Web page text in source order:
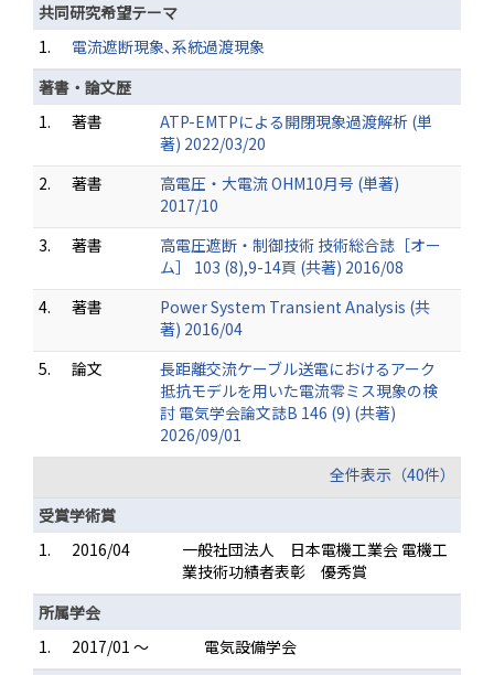
共同研究希望テーマ
1.
電流遮断現象､系統過渡現象
著書・論文歴
1.
著書
ATP-EMTPによる開閉現象過渡解析 (単
著) 2022/03/20
2.
著書
高電圧・大電流 OHM10月号 (単著)
2017/10
3.
著書
高電圧遮断・制御技術 技術総合誌［オー
ム］ 103 (8),9-14頁 (共著) 2016/08
4.
著書
Power System Transient Analysis (共
著) 2016/04
5.
論文
長距離交流ケーブル送電におけるアーク
抵抗モデルを用いた電流零ミス現象の検
討 電気学会論文誌B 146 (9) (共著)
2026/09/01
全件表示（40件）
受賞学術賞
1.
2016/04
一般社団法人 日本電機工業会 電機工
業技術功績者表彰 優秀賞
所属学会
1.
2017/01 ～
電気設備学会